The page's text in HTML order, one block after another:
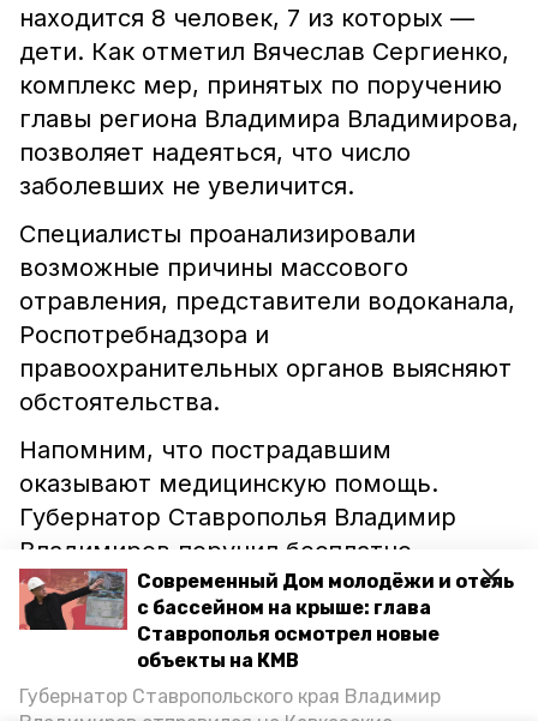
Современный Дом молодёжи и отель
с бассейном на крыше: глава
Ставрополья осмотрел новые
объекты на КМВ
Губернатор Ставропольского края Владимир
находится 8 человек, 7 из которых —
дети. Как отметил Вячеслав Сергиенко,
комплекс мер, принятых по поручению
главы региона Владимира Владимирова,
позволяет надеяться, что число
заболевших не увеличится.
Специалисты проанализировали
возможные причины массового
отравления, представители водоканала,
Роспотребнадзора и
правоохранительных органов выясняют
обстоятельства.
Напомним, что пострадавшим
оказывают медицинскую помощь.
Губернатор Ставрополья Владимир
Владимиров поручил бесплатно
предоставить необходимые препараты.
На местеработаетспециализированная
бригада инфекционистов.